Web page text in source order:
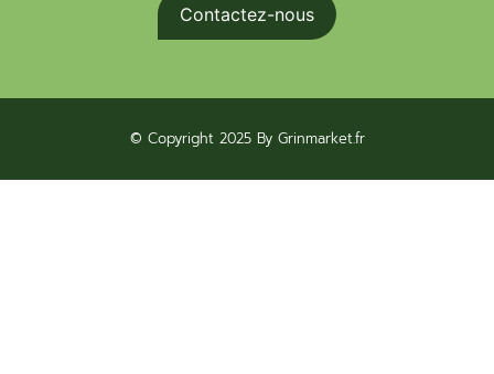
Contactez-nous
© Copyright 2025 By Grinmarket.fr